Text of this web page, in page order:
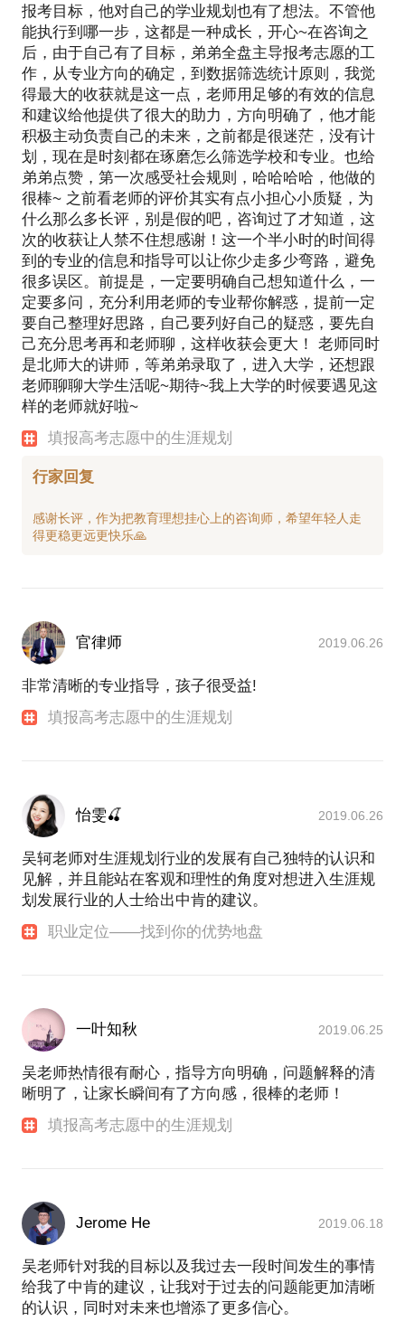
报考目标，他对自己的学业规划也有了想法。不管他
能执行到哪一步，这都是一种成长，开心~在咨询之
后，由于自己有了目标，弟弟全盘主导报考志愿的工
作，从专业方向的确定，到数据筛选统计原则，我觉
得最大的收获就是这一点，老师用足够的有效的信息
和建议给他提供了很大的助力，方向明确了，他才能
积极主动负责自己的未来，之前都是很迷茫，没有计
划，现在是时刻都在琢磨怎么筛选学校和专业。也给
弟弟点赞，第一次感受社会规则，哈哈哈哈，他做的
很棒~ 之前看老师的评价其实有点小担心小质疑，为
什么那么多长评，别是假的吧，咨询过了才知道，这
次的收获让人禁不住想感谢！这一个半小时的时间得
到的专业的信息和指导可以让你少走多少弯路，避免
很多误区。前提是，一定要明确自己想知道什么，一
定要多问，充分利用老师的专业帮你解惑，提前一定
要自己整理好思路，自己要列好自己的疑惑，要先自
己充分思考再和老师聊，这样收获会更大！ 老师同时
是北师大的讲师，等弟弟录取了，进入大学，还想跟
老师聊聊大学生活呢~期待~我上大学的时候要遇见这
样的老师就好啦~
填报高考志愿中的生涯规划
行家回复
感谢长评，作为把教育理想挂心上的咨询师，希望年轻人走
官律师 2019.06.26
非常清晰的专业指导，孩子很受益!
填报高考志愿中的生涯规划
怡雯🍒 2019.06.26
吴轲老师对生涯规划行业的发展有自己独特的认识和
见解，并且能站在客观和理性的角度对想进入生涯规
划发展行业的人士给出中肯的建议。
职业定位——找到你的优势地盘
一叶知秋 2019.06.25
吴老师热情很有耐心，指导方向明确，问题解释的清
晰明了，让家长瞬间有了方向感，很棒的老师！
填报高考志愿中的生涯规划
Jerome He 2019.06.18
吴老师针对我的目标以及我过去一段时间发生的事情
给我了中肯的建议，让我对于过去的问题能更加清晰
的认识，同时对未来也增添了更多信心。